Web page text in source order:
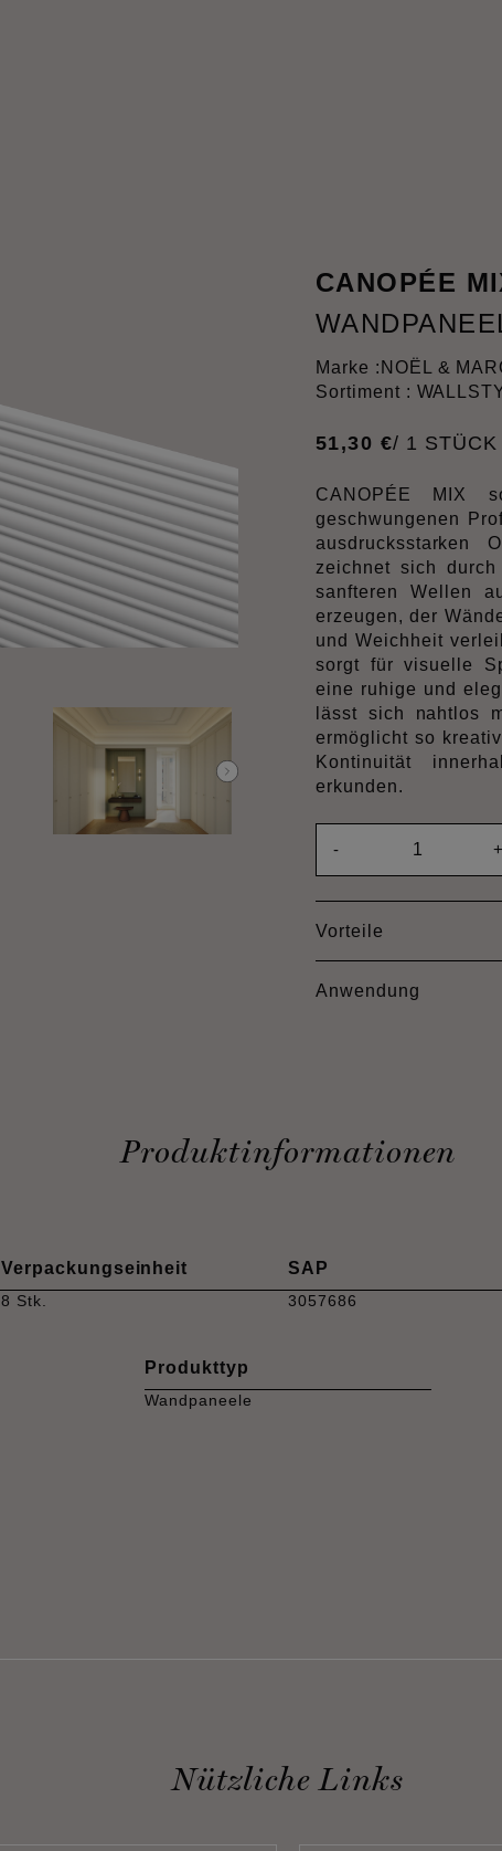
CANOPÉE
Marke : NOËL &
Sortiment :
51,30 €/ 1 STÜCK
CANOPÉE MIX
geschwungenen
ausdrucksstarken
zeichnet sich
sanfteren Wellen
erzeugen, der
und Weichheit
sorgt für visuelle
eine ruhige und
lässt sich nahtlos
ermöglicht so
Kontinuität
erkunden.
- +
Vorteile
Anwendung
Produktinformationen
Verpackungseinheit
8 Stk.
SAP
3057686
Produkttyp
Wandpaneele
Nützliche Links